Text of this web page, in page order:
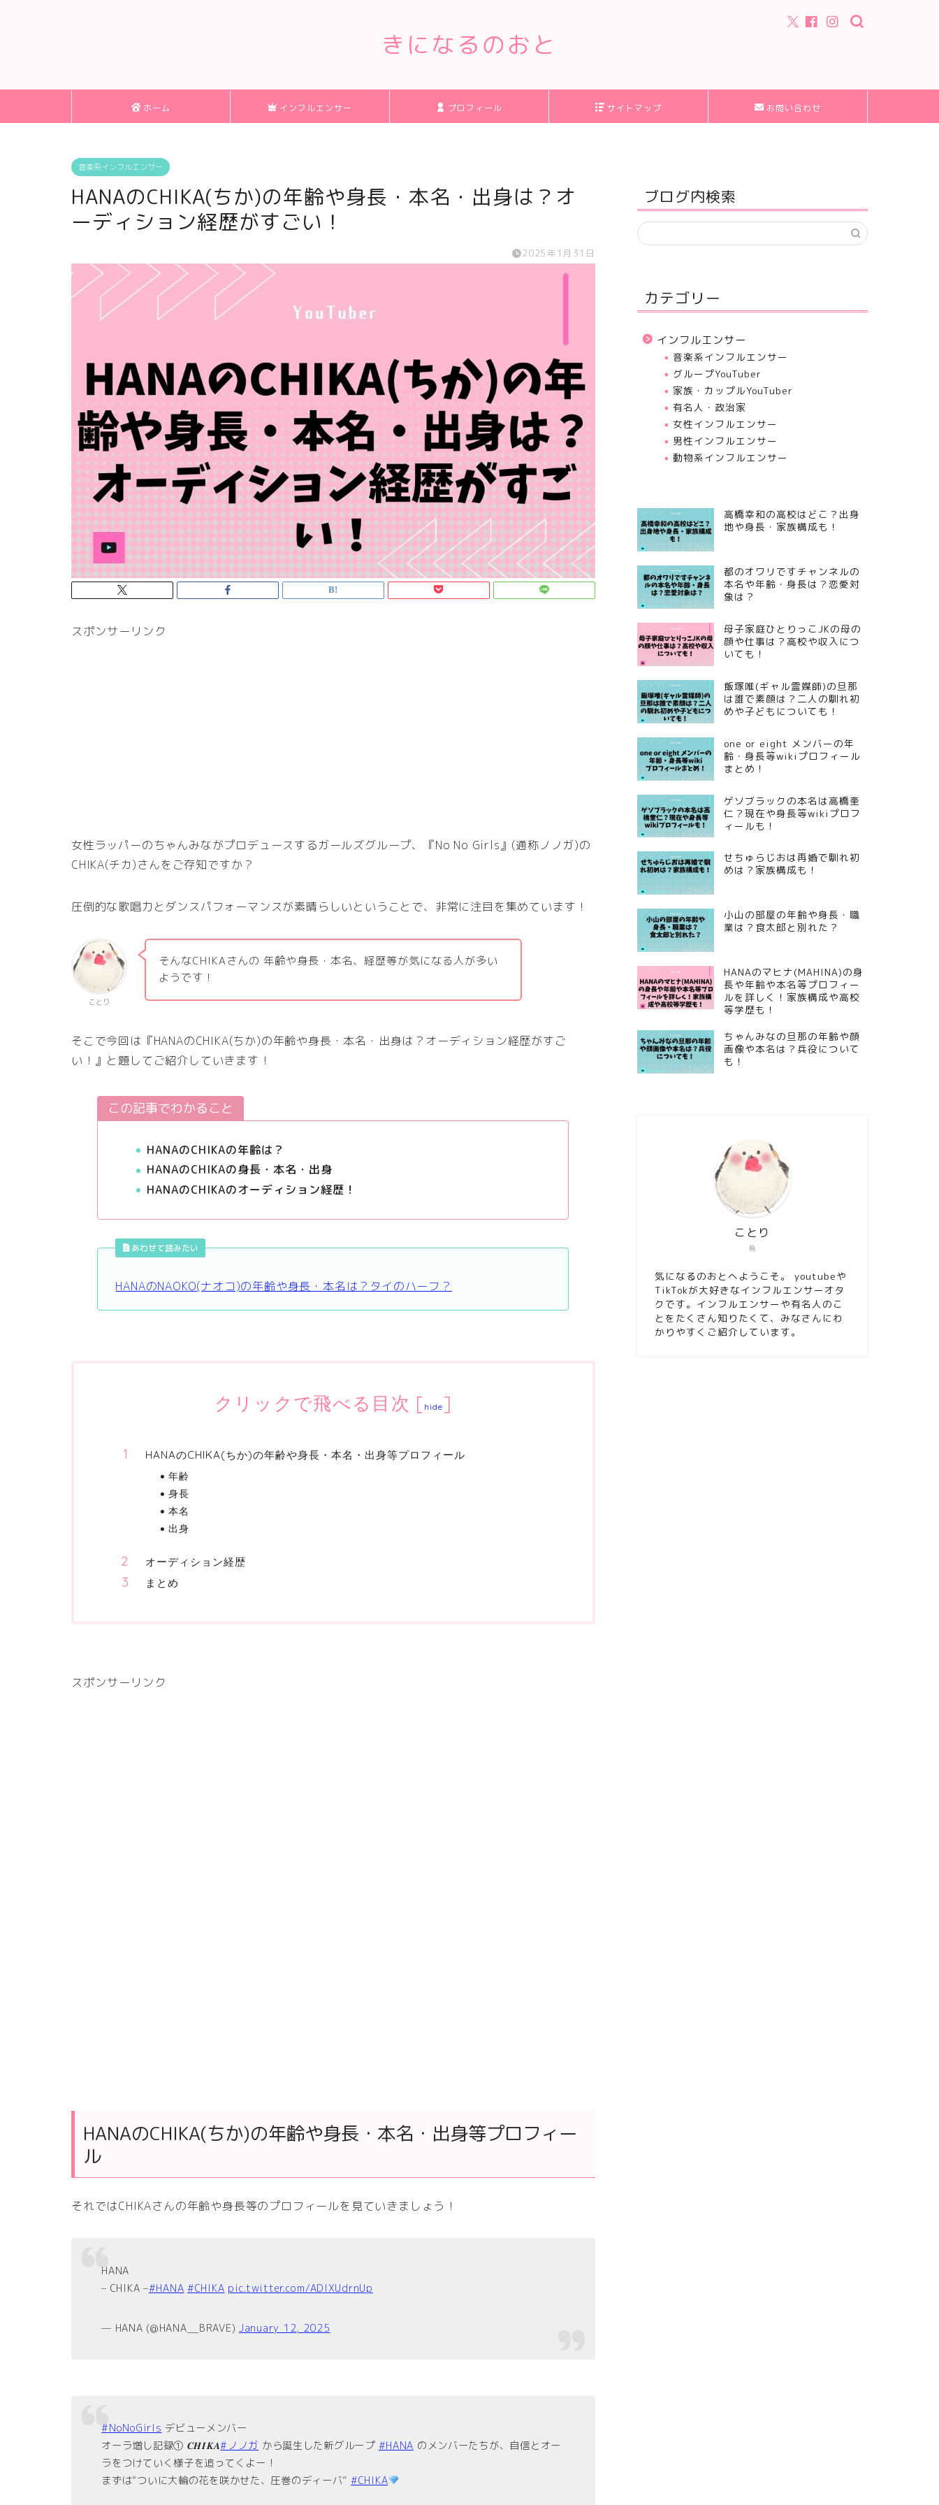
きになるのおと
ホーム インフルエンサー プロフィール サイトマップ お問い合わせ
音楽系インフルエンサー
HANAのCHIKA(ちか)の年齢や身長・本名・出身は？オ
ーディション経歴がすごい！
2025年1月31日
スポンサーリンク
女性ラッパーのちゃんみながプロデュースするガールズグループ、『No No Girls』(通称ノノガ)の
CHIKA(チカ)さんをご存知ですか？
圧倒的な歌唱力とダンスパフォーマンスが素晴らしいということで、非常に注目を集めています！
ことり
そんなCHIKAさんの 年齢や身長・本名、経歴等が気になる人が多い
ようです！
そこで今回は『HANAのCHIKA(ちか)の年齢や身長・本名・出身は？オーディション経歴がすご
い！』と題してご紹介していきます ！
この記事でわかること
HANAのCHIKAの年齢は？
HANAのCHIKAの身長・本名・出身
HANAのCHIKAのオーディション経歴！
あわせて読みたい
HANAのNAOKO(ナオコ)の年齢や身長・本名は？タイのハーフ？
クリックで飛べる目次 [ hide ]
HANAのCHIKA(ちか)の年齢や身長・本名・出身等プロフィール
年齢
身長
本名
出身
オーディション経歴
まとめ
スポンサーリンク
HANAのCHIKA(ちか)の年齢や身長・本名・出身等プロフィー
ル
それではCHIKAさんの年齢や身長等のプロフィールを見ていきましょう！
HANA
– CHIKA –#HANA #CHIKA pic.twitter.com/ADIXUdrnUp
— HANA (@HANA__BRAVE)January 12, 2025
#NoNoGirls デビューメンバー
オーラ増し記録① 𝑪𝑯𝑰𝑲𝑨#ノノガ から誕生した新グループ #HANA のメンバーたちが、自信とオー
ラをつけていく様子を追ってくよー！
まずは”ついに大輪の花を咲かせた、圧巻のディーバ” #CHIKA
ブログ内検索
カテゴリー
インフルエンサー
音楽系インフルエンサー
グループYouTuber
家族・カップルYouTuber
有名人・政治家
女性インフルエンサー
男性インフルエンサー
動物系インフルエンサー
高橋幸和の高校はどこ？出身
地や身長・家族構成も！
都のオワリですチャンネルの
本名や年齢・身長は？恋愛対
象は？
母子家庭ひとりっこJKの母の
顔や仕事は？高校や収入につ
いても！
飯塚唯(ギャル霊媒師)の旦那
は誰で素顔は？二人の馴れ初
めや子どもについても！
one or eight メンバーの年
齢・身長等wikiプロフィール
まとめ！
ゲソブラックの本名は高橋奎
仁？現在や身長等wikiプロフ
ィールも！
せちゅらじおは再婚で馴れ初
めは？家族構成も！
小山の部屋の年齢や身長・職
業は？食太郎と別れた？
HANAのマヒナ(MAHINA)の身
長や年齢や本名等プロフィー
ルを詳しく！家族構成や高校
等学歴も！
ちゃんみなの旦那の年齢や顔
画像や本名は？兵役について
も！
鳥
ことり
気になるのおとへようこそ。 youtubeや
TikTokが大好きなインフルエンサーオタ
クです。インフルエンサーや有名人のこ
とをたくさん知りたくて、みなさんにわ
かりやすくご紹介しています。